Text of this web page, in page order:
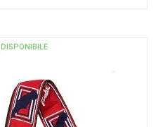
DISPONIBILE